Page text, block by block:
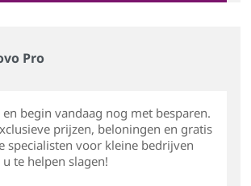
Pro
begin vandaag nog met besparen.
prijzen, beloningen en gratis
specialisten voor kleine bedrijven
te helpen slagen!